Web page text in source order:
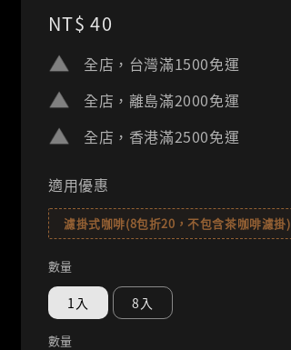
Regular
price
NT$ 40
全店，台灣滿1500免運
全店，離島滿2000免運
全店，香港滿2500免運
適用優惠
濾掛式咖啡(8包折20，不包含茶咖啡濾掛)
數量
1入 8入
數量